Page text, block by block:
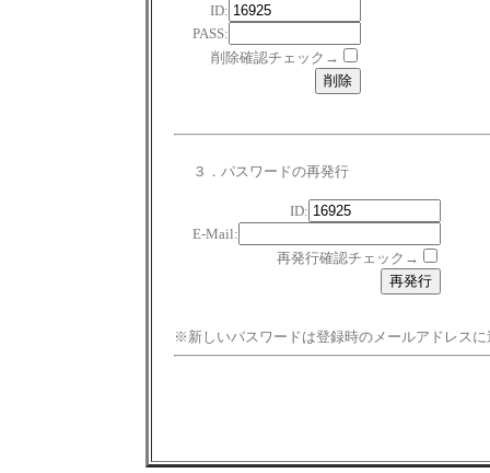
ID:
PASS:
削除確認チェック→
３．パスワードの再発行
ID:
E-Mail:
再発行確認チェック→
※新しいパスワードは登録時のメールアドレスに